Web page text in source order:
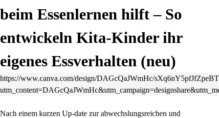
beim Essenlernen hilft – So
entwickeln Kita-Kinder ihr
eigenes Essverhalten neu
https://www.canva.com/design/DAGcQaJWmHc/
Nach einem kurzen Up-date zur abwechslungsreichen und